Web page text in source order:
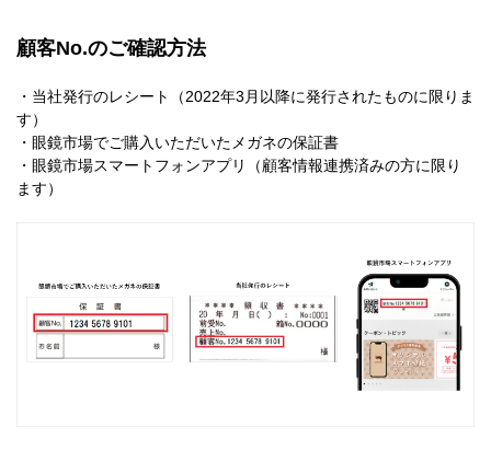
顧客No.のご確認方法
・当社発行のレシート（2022年3月以降に発行されたものに限りま
す）
・眼鏡市場でご購入いただいたメガネの保証書
・眼鏡市場スマートフォンアプリ（顧客情報連携済みの方に限り
ます）